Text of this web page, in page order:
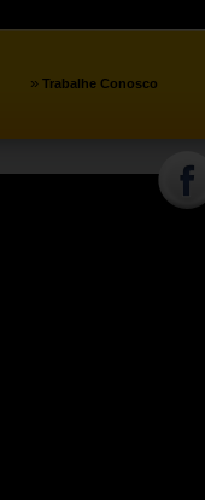
» Trabalhe Conosco